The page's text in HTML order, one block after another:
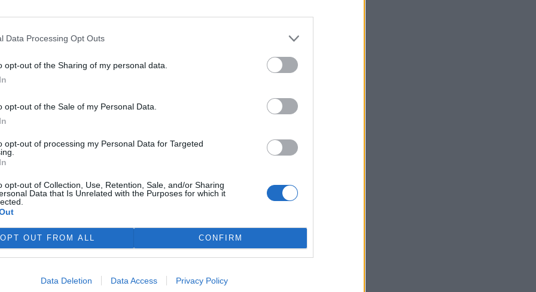
Data Processing Opt Outs
opt-out of the Sharing of my personal data.
opt-out of the Sale of my Personal Data.
opt-out of processing my Personal Data for Targeted
opt-out of Collection, Use, Retention, Sale, and/or Sharing
Data that Is Unrelated with the Purposes for which it
OPT OUT FROM ALL CONFIRM
Data Deletion Data Access Privacy Policy
a postřehy. Tím, že zde publikujete svůj příspěvek, se ale zároveň
porušení si redakce vyhrazuje právo smazat diskusní příspěvěk